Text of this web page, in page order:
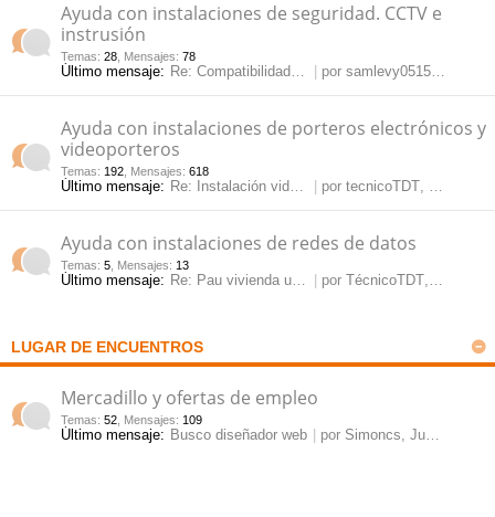
Ayuda con instalaciones de seguridad. CCTV e
instrusión
Temas: 28 Mensajes: 78
Último mensaje: Re: Compatibilidad NVR onvif … por samlevy0515, Jue
Ayuda con instalaciones de porteros electrónicos y
videoporteros
Temas: 192 Mensajes: 618
Último mensaje: Re: Instalación videoportero … por tecnicoTDT, Mar Jul 28, 2026 10:54 am
Ayuda con instalaciones de redes de datos
Temas: 5 Mensajes: 13
Último mensaje: Re: Pau vivienda unifamiliar por TécnicoTDT, Vie Mar 15, 2024 11:54 am
LUGAR DE ENCUENTROS
Mercadillo y ofertas de empleo
Temas: 52 Mensajes: 109
Último mensaje: Busco diseñador web por Simoncs, Jue Mar 12, 2026 3:10 pm